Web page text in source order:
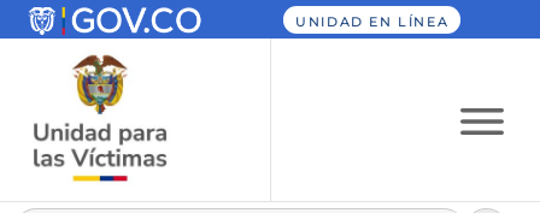
UNIDAD EN LÍNEA